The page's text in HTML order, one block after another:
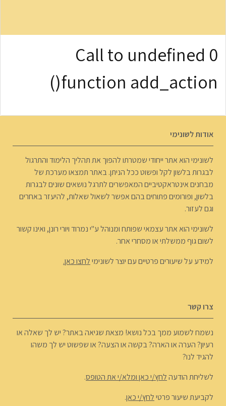
0 Call to undefined
function add_action()
אודות לשונימי
לשונימי הוא אתר ייחודי שמטרתו להפוך את תהליך הלימוד והתרגול
לבגרות בלשון לקל ופשוט ככל הניתן. באתר תמצאו מערכת של
מבחנים אינטראקטיביים המאפשרים לתרגל נושאים שונים לבגרות
בלשון, ופורומים פתוחים בהם אפשר לשאול שאלות, להיעזר באחרים
וגם לעזור.
לשונימי הוא אתר עצמאי שפותח ומנוהל ע"י נמרוד ויורי רונן, ואינו קשור
לשום גוף ממשלתי או מסחרי אחר.
למידע על שיעורים פרטיים עם יוצר לשונימילחצו כאן.
צרו קשר
נשמח לשמוע ממך בכל נושא! מצאת שגיאה באתר? יש לך שאלה או
רעיון? הערה או הארה? בקשה או הצעה? או שפשוט יש לך משהו
להגיד לנו?
לשליחת הודעהלחץ/י כאן ומלא/י את הטופס.
לקביעת שיעור פרטילחץ/י כאן.